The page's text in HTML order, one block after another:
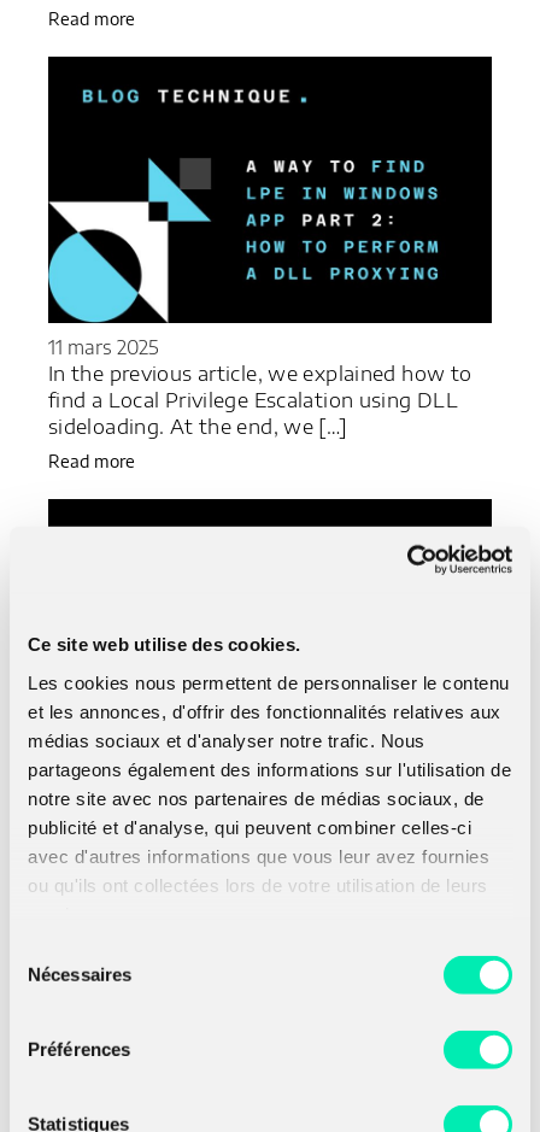
Ce site web utilise des cookies.
Les cookies nous permettent de personnaliser le contenu
et les annonces, d'offrir des fonctionnalités relatives aux
médias sociaux et d'analyser notre trafic. Nous
partageons également des informations sur l'utilisation de
notre site avec nos partenaires de médias sociaux, de
publicité et d'analyse, qui peuvent combiner celles-ci
avec d'autres informations que vous leur avez fournies
ou qu'ils ont collectées lors de votre utilisation de leurs
Nécessaires
Préférences
Statistiques
Read more
11 mars 2025
In the previous article, we explained how to
find a Local Privilege Escalation using DLL
sideloading. At the end, we […]
Read more
28 janvier 2025
[...] As part of this activity, we developed a
tool being able to realize RFID relay attacks
on access control […]